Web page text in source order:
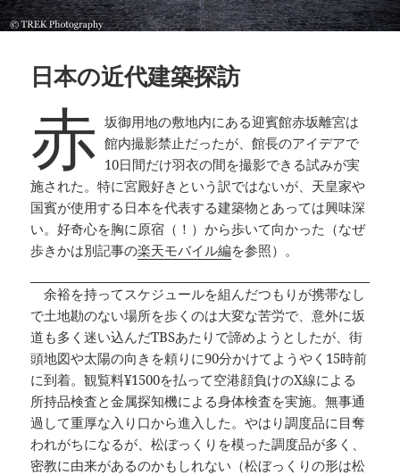
日本の近代建築探訪
赤 坂御用地の敷地内にある迎賓館赤坂離宮は
館内撮影禁止だったが、館長のアイデアで
10日間だけ羽衣の間を撮影できる試みが実
施された。特に宮殿好きという訳ではないが、天皇家や
国賓が使用する日本を代表する建築物とあっては興味深
い。好奇心を胸に原宿（！）から歩いて向かった（なぜ
歩きかは別記事の楽天モバイル編を参照）。
余裕を持ってスケジュールを組んだつもりが携帯なし
で土地勘のない場所を歩くのは大変な苦労で、意外に坂
道も多く迷い込んだTBSあたりで諦めようとしたが、街
頭地図や太陽の向きを頼りに90分かけてようやく15時前
に到着。観覧料¥1500を払って空港顔負けのX線による
所持品検査と金属探知機による身体検査を実施。無事通
過して重厚な入り口から進入した。やはり調度品に目奪
われがちになるが、松ぼっくりを模った調度品が多く、
密教に由来があるのかもしれない（松ぼっくりの形は松